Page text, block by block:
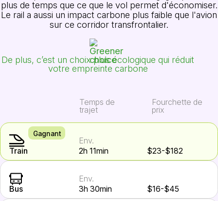
plus de temps que ce que le vol permet d'économiser.
Le rail a aussi un impact carbone plus faible que l'avion
sur ce corridor transfrontalier.
De plus, c’est un choix plus écologique qui réduit
votre empreinte carbone
Temps de
trajet
Fourchette de
prix
Gagnant
Train
Env.
2h 11min
$23-$182
Bus
Env.
3h 30min
$16-$45